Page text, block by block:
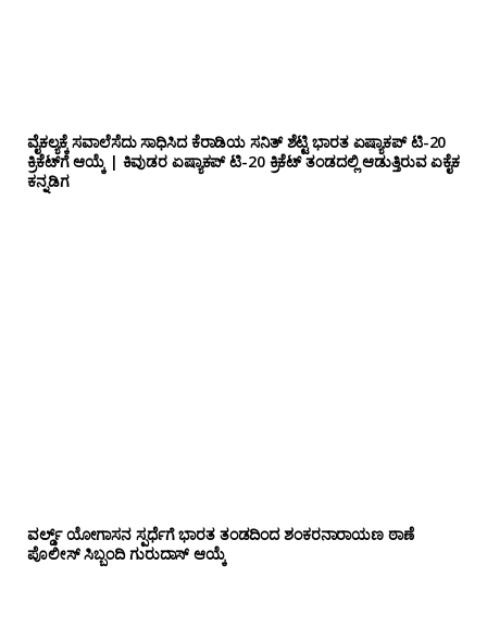
ವೈಕಲ್ಯಕ್ಕೆ ಸವಾಲೆಸೆದು ಸಾಧಿಸಿದ ಕೆರಾಡಿಯ ಸನಿತ್ ಶೆಟ್ಟಿ ಭಾರತ ಏಷ್ಯಾಕಪ್ ಟಿ-20
ಕ್ರಿಕೆಟ್‌ಗೆ ಆಯ್ಕೆ | ಕಿವುಡರ ಏಷ್ಯಾಕಪ್ ಟಿ-20 ಕ್ರಿಕೆಟ್ ತಂಡದಲ್ಲಿ ಆಡುತ್ತಿರುವ ಏಕೈಕ
ಕನ್ನಡಿಗ
ವರ್ಲ್ಡ್ ಯೋಗಾಸನ ಸ್ಪರ್ಧೆಗೆ ಭಾರತ ತಂಡದಿಂದ ಶಂಕರನಾರಾಯಣ ಠಾಣೆ
ಪೊಲೀಸ್ ಸಿಬ್ಬಂದಿ ಗುರುದಾಸ್ ಆಯ್ಕೆ